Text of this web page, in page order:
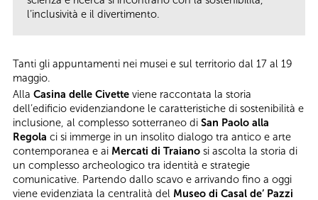
l’inclusività e il divertimento.
Tanti gli appuntamenti nei musei e sul territorio dal 17 al 19
maggio.
Alla Casina delle Civette viene raccontata la storia
dell’edificio evidenziandone le caratteristiche di sostenibilità e
inclusione, al complesso sotterraneo di San Paolo alla
Regola ci si immerge in un insolito dialogo tra antico e arte
contemporanea e ai Mercati di Traiano si ascolta la storia di
un complesso archeologico tra identità e strategie
comunicative. Partendo dallo scavo e arrivando fino a oggi
viene evidenziata la centralità del Museo di Casal de’ Pazzi